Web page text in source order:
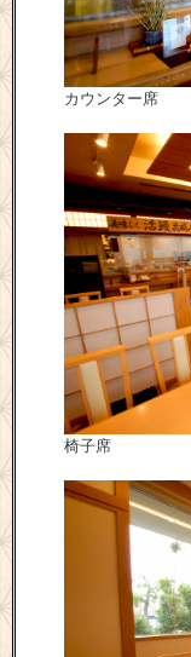
カウンター席
椅子席